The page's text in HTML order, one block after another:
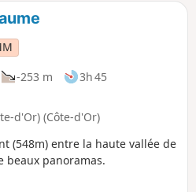
-253 m
3h 45
d'Or) (Côte-d'Or)
(548m) entre la haute vallée de
beaux panoramas.